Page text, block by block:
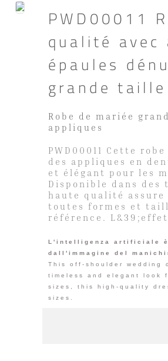
PWD00011
qualité
épaules
grande
Robe de mariée
appliques
PWD00011 Cette
des appliques en
et élégant pour les
Disponible dans
haute qualité
toutes formes et
référence.
L'intelligenza artificiale
dall'immagine del
This off-shoulder wedding
timeless and elegant look
sizes, this high-quality
sizes.